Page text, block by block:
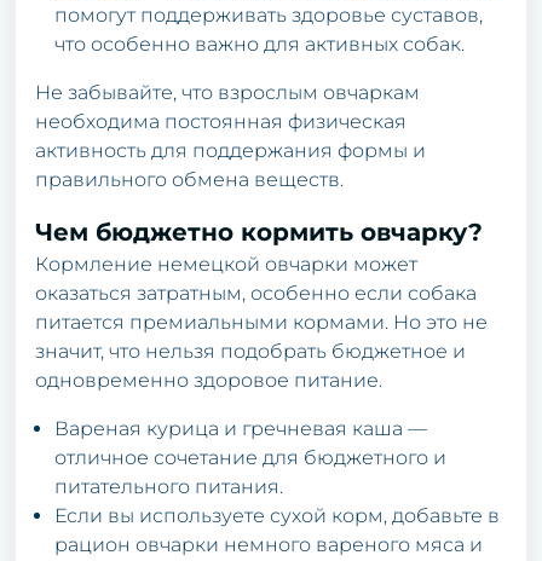
помогут поддерживать здоровье суставов,
что особенно важно для активных собак.
Не забывайте, что взрослым овчаркам
необходима постоянная физическая
активность для поддержания формы и
правильного обмена веществ.
Чем бюджетно кормить овчарку?
Кормление немецкой овчарки может
оказаться затратным, особенно если собака
питается премиальными кормами. Но это не
значит, что нельзя подобрать бюджетное и
одновременно здоровое питание.
Вареная курица и гречневая каша —
отличное сочетание для бюджетного и
питательного питания.
Если вы используете сухой корм, добавьте в
рацион овчарки немного вареного мяса и